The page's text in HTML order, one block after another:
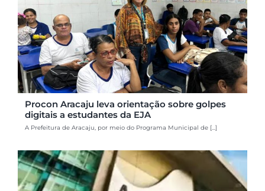
Procon Aracaju leva orientação sobre golpes
digitais a estudantes da EJA
A Prefeitura de Aracaju, por meio do Programa Municipal de [...]